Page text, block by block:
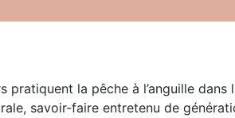
la pêche à l’anguille
savoir-faire entretenu de